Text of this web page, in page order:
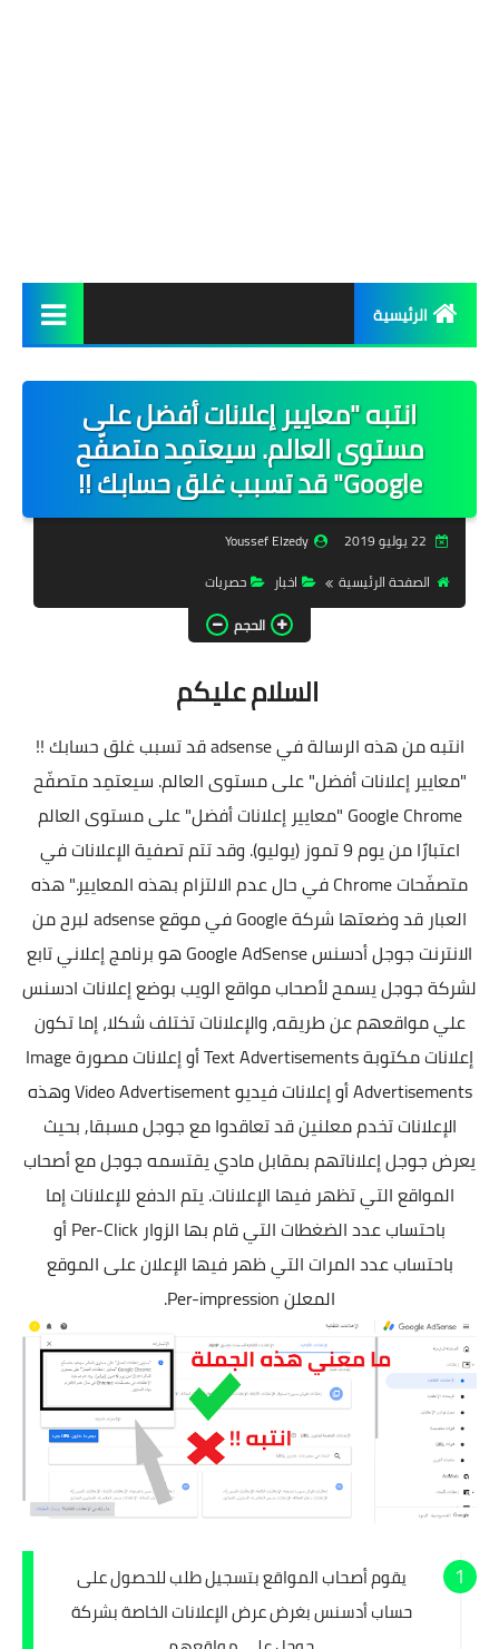
الرئيسية
أخبار
تحميل
تحميل برامج
كورة | Time
تفعيلات
أدوبي
ويندوزات
فاشون
انتبه "معايير إعلانات أفضل على
مستوى العالم. سيعتمِد متصفّح
Google" قد تسبب غلق حسابك !!
Youssef Elzedy
الصفحة الرئيسية
اخبار
حصريات
الحجم
السلام عليكم
انتبه من هذه الرسالة في adsense قد تسبب غلق حسابك !!
"معايير إعلانات أفضل" على مستوى العالم. سيعتمِد متصفّح
Google Chrome "معايير إعلانات أفضل" على مستوى العالم
اعتبارًا من يوم 9 تموز (يوليو). وقد تتم تصفية الإعلانات في
متصفّحات Chrome في حال عدم الالتزام بهذه المعايير." هذه
العبار قد وضعتها شركة Google في موقع adsense لبرح من
الانترنت جوجل أدسنس Google AdSense هو برنامج إعلاني تابع
لشركة جوجل يسمح لأصحاب مواقع الويب بوضع إعلانات ادسنس
علي مواقعهم عن طريقه، والإعلانات تختلف شكلا، إما تكون
إعلانات مكتوبة Text Advertisements أو إعلانات مصورة Image
Advertisements أو إعلانات فيديو Video Advertisement وهذه
الإعلانات تخدم معلنين قد تعاقدوا مع جوجل مسبقا, بحيث
يعرض جوجل إعلاناتهم بمقابل مادي يقتسمه جوجل مع أصحاب
المواقع التي تظهر فيها الإعلانات. يتم الدفع للإعلانات إما
باحتساب عدد الضغطات التي قام بها الزوار Per-Click أو
باحتساب عدد المرات التي ظهر فيها الإعلان على الموقع
المعلنPer-impression.
يقوم أصحاب المواقع بتسجيل طلب للحصول على
حساب أدسنس بغرض عرض الإعلانات الخاصة بشركة